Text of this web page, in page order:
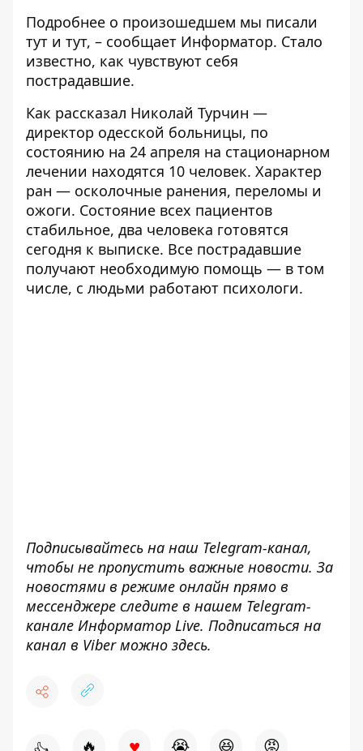
Подробнее о произошедшем мы писали
тут и тут, – сообщает Информатор. Стало
известно, как чувствуют себя
пострадавшие.
Как рассказал Николай Турчин —
директор одесской больницы, по
состоянию на 24 апреля на стационарном
лечении находятся 10 человек. Характер
ран — осколочные ранения, переломы и
ожоги. Состояние всех пациентов
стабильное, два человека готовятся
сегодня к выписке. Все пострадавшие
получают необходимую помощь — в том
числе, с людьми работают психологи.
Подписывайтесь на наш Telegram-канал,
чтобы не пропустить важные новости. За
новостями в режиме онлайн прямо в
мессенджере следите в нашем Telegram-
канале Информатор Live. Подписаться на
канал в Viber можно здесь.
🔥 😭 😆 😡